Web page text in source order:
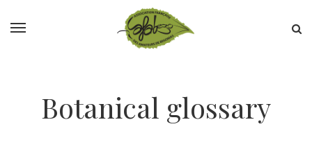
Botanical glossary